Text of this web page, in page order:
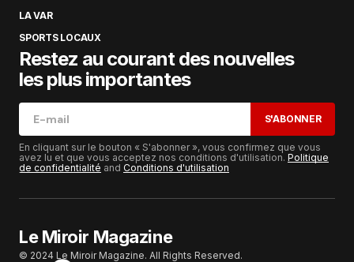
LA VAR
SPORTS LOCAUX
Restez au courant des nouvelles
les plus importantes
S'ABONNER
En cliquant sur le bouton « S'abonner », vous confirmez que vous
avez lu et que vous acceptez nos conditions d'utilisation. Politique
de confidentialité and Conditions d'utilisation
Le Miroir Magazine
© 2024 Le Miroir Magazine. All Rights Reserved.